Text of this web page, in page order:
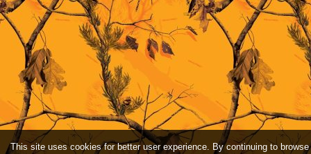
This site uses cookies for better user experience. By continuing to